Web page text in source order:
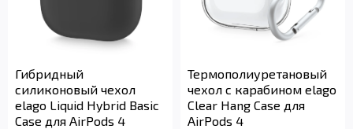
Гибридный
силиконовый чехол
elago Liquid Hybrid Basic
Case для AirPods 4
Термополиуретановый
чехол с карабином elago
Clear Hang Case для
AirPods 4